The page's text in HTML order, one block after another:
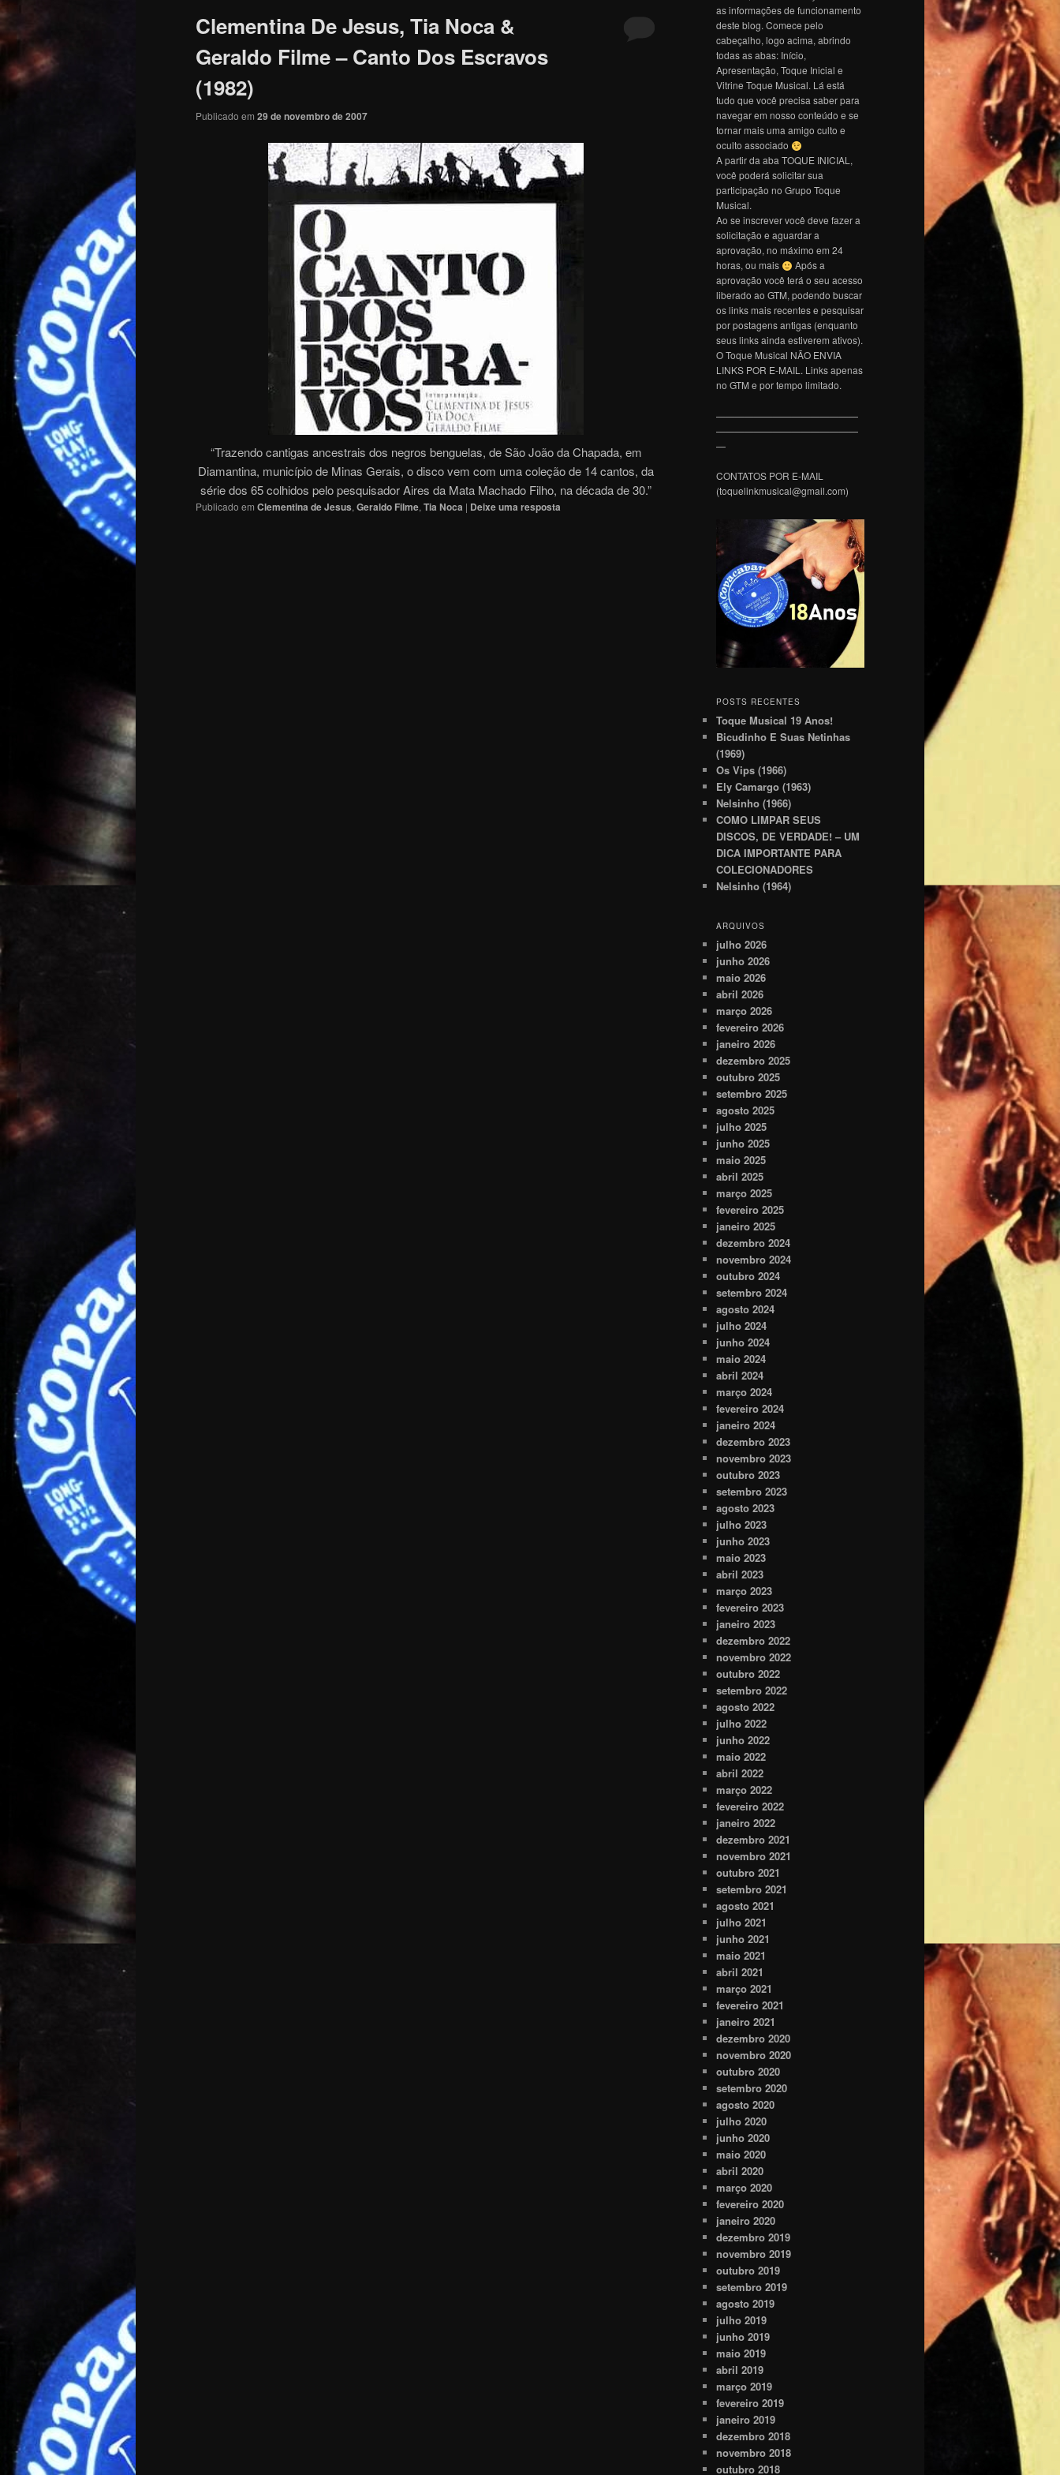
Clementina De Jesus, Tia Noca &
Geraldo Filme – Canto Dos Escravos
(1982)
Publicado em 29 de novembro de 2007
“Trazendo cantigas ancestrais dos negros benguelas, de São João da Chapada, em
Diamantina, município de Minas Gerais, o disco vem com uma coleção de 14 cantos, da
série dos 65 colhidos pelo pesquisador Aires da Mata Machado Filho, na década de 30.”
Publicado em Clementina de Jesus, Geraldo Filme, Tia Noca | Deixe uma resposta
as informações de funcionamento
deste blog. Comece pelo
cabeçalho, logo acima, abrindo
todas as abas: Início,
Apresentação, Toque Inicial e
Vitrine Toque Musical. Lá está
tudo que você precisa saber para
navegar em nosso conteúdo e se
tornar mais uma amigo culto e
oculto associado
A partir da aba TOQUE INICIAL,
você poderá solicitar sua
participação no Grupo Toque
Musical.
Ao se inscrever você deve fazer a
solicitação e aguardar a
aprovação, no máximo em 24
horas, ou mais
Após a
aprovação você terá o seu acesso
liberado ao GTM, podendo buscar
os links mais recentes e pesquisar
por postagens antigas (enquanto
seus links ainda estiverem ativos).
O Toque Musical NÃO ENVIA
LINKS POR E-MAIL. Links apenas
no GTM e por tempo limitado.
———————————————
———————————————
—
CONTATOS POR E-MAIL
(toquelinkmusical@gmail.com)
POSTS RECENTES
Toque Musical 19 Anos!
Bicudinho E Suas Netinhas
(1969)
Os Vips (1966)
Ely Camargo (1963)
Nelsinho (1966)
COMO LIMPAR SEUS
DISCOS, DE VERDADE! – UM
DICA IMPORTANTE PARA
COLECIONADORES
Nelsinho (1964)
ARQUIVOS
julho 2026
junho 2026
maio 2026
abril 2026
março 2026
fevereiro 2026
janeiro 2026
dezembro 2025
outubro 2025
setembro 2025
agosto 2025
julho 2025
junho 2025
maio 2025
abril 2025
março 2025
fevereiro 2025
janeiro 2025
dezembro 2024
novembro 2024
outubro 2024
setembro 2024
agosto 2024
julho 2024
junho 2024
maio 2024
abril 2024
março 2024
fevereiro 2024
janeiro 2024
dezembro 2023
novembro 2023
outubro 2023
setembro 2023
agosto 2023
julho 2023
junho 2023
maio 2023
abril 2023
março 2023
fevereiro 2023
janeiro 2023
dezembro 2022
novembro 2022
outubro 2022
setembro 2022
agosto 2022
julho 2022
junho 2022
maio 2022
abril 2022
março 2022
fevereiro 2022
janeiro 2022
dezembro 2021
novembro 2021
outubro 2021
setembro 2021
agosto 2021
julho 2021
junho 2021
maio 2021
abril 2021
março 2021
fevereiro 2021
janeiro 2021
dezembro 2020
novembro 2020
outubro 2020
setembro 2020
agosto 2020
julho 2020
junho 2020
maio 2020
abril 2020
março 2020
fevereiro 2020
janeiro 2020
dezembro 2019
novembro 2019
outubro 2019
setembro 2019
agosto 2019
julho 2019
junho 2019
maio 2019
abril 2019
março 2019
fevereiro 2019
janeiro 2019
dezembro 2018
novembro 2018
outubro 2018